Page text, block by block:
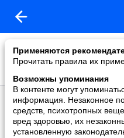
Применяются
Прочитать правила их
Возможны упоминания
В контенте могут
информация. Незаконное
средств, психотропных
вред здоровью, их
установленную
Dramacafe
добавил видео
02.06.2023
Se7en - [Blu-ray 1080p]